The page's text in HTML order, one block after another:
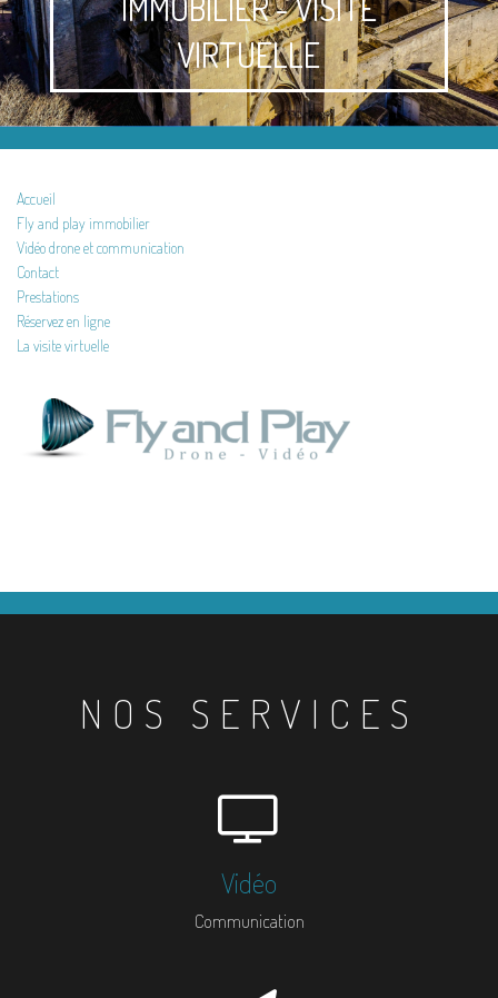
VIRTUELLE
Accueil
Fly and play immobilier
Vidéo drone et communication
Contact
Prestations
Réservez en ligne
La visite virtuelle
NOS SERVICES
Vidéo
Communication